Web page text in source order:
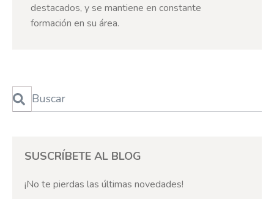
destacados, y se mantiene en constante
formación en su área.
Esto es un campo de búsqueda con una función de texto
SUSCRÍBETE AL BLOG
¡No te pierdas las últimas novedades!